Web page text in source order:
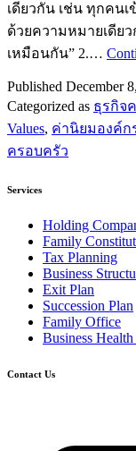
เดียวกัน เช่น ทุกคนเ
ด้วยความหมายเดีย
เหมือนกัน” 2.…
Published December
Categorized as ธุรกิจ
Values, ค่านิยมองค์ก
ครอบครัว
Services
Holding
Family
Tax Planning
Business
Exit Plan
Succession Plan
Family Office
Business
Contact Us